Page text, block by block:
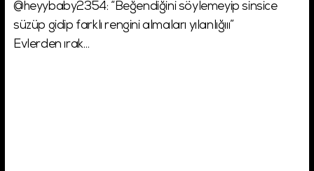
@heyybaby2354: “Beğendiğini söylemeyip sinsice
süzüp gidip farklı rengini almaları yılanlığııı”
Evlerden ırak…